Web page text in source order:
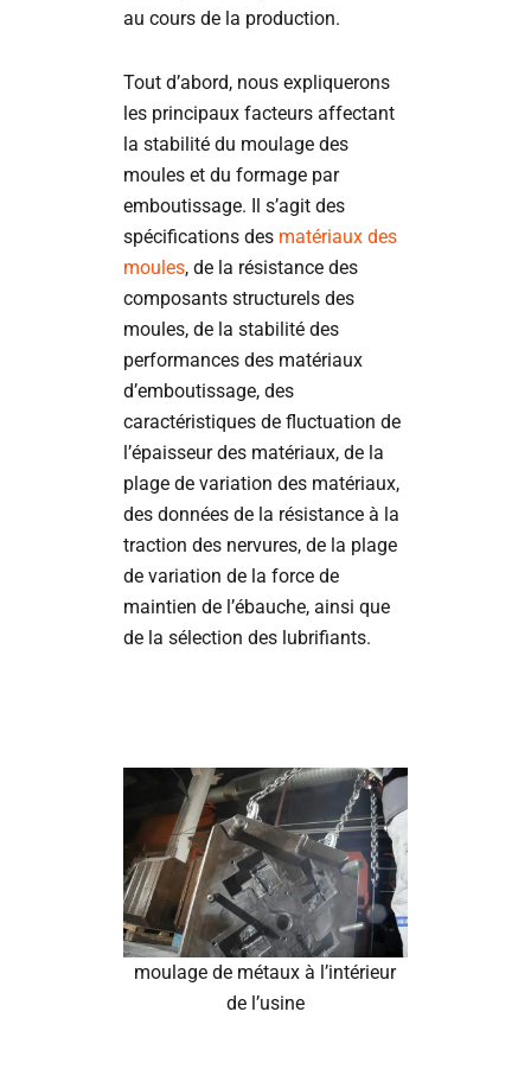
au cours de la production.
Tout d’abord, nous expliquerons
les principaux facteurs affectant
la stabilité du moulage des
moules et du formage par
emboutissage. Il s’agit des
spécifications des matériaux des
moules, de la résistance des
composants structurels des
moules, de la stabilité des
performances des matériaux
d’emboutissage, des
caractéristiques de fluctuation de
l’épaisseur des matériaux, de la
plage de variation des matériaux,
des données de la résistance à la
traction des nervures, de la plage
de variation de la force de
maintien de l’ébauche, ainsi que
de la sélection des lubrifiants.
moulage de métaux à l’intérieur
de l’usine